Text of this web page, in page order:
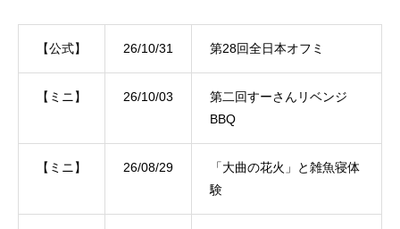
【公式】 26/10/31 第28回全日本オフミ
【ミニ】 26/10/03
第二回すーさんリベンジ
BBQ
【ミニ】 26/08/29
「大曲の花火」と雑魚寝体
験